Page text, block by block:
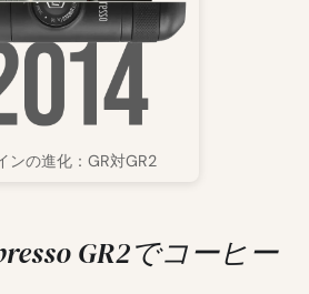
ンの進化：GR対GR2
GR2でコーヒー